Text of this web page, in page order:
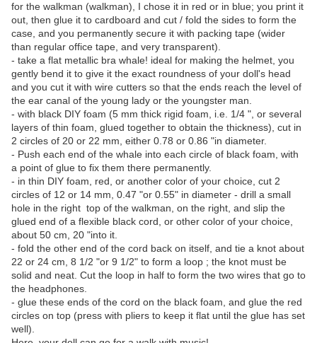
for the walkman (walkman), I chose it in red or in blue; you print it
out, then glue it to cardboard and cut / fold the sides to form the
case, and you permanently secure it with packing tape (wider
than regular office tape, and very transparent).
- take a flat metallic bra whale! ideal for making the helmet, you
gently bend it to give it the exact roundness of your doll's head
and you cut it with wire cutters so that the ends reach the level of
the ear canal of the young lady or the youngster man.
- with black DIY foam (5 mm thick rigid foam, i.e. 1/4 ", or several
layers of thin foam, glued together to obtain the thickness), cut in
2 circles of 20 or 22 mm, either 0.78 or 0.86 "in diameter.
- Push each end of the whale into each circle of black foam, with
a point of glue to fix them there permanently.
- in thin DIY foam, red, or another color of your choice, cut 2
circles of 12 or 14 mm, 0.47 "or 0.55" in diameter - drill a small
hole in the right top of the walkman, on the right, and slip the
glued end of a flexible black cord, or other color of your choice,
about 50 cm, 20 "into it.
- fold the other end of the cord back on itself, and tie a knot about
22 or 24 cm, 8 1/2 "or 9 1/2" to form a loop ; the knot must be
solid and neat. Cut the loop in half to form the two wires that go to
the headphones.
- glue these ends of the cord on the black foam, and glue the red
circles on top (press with pliers to keep it flat until the glue has set
well).